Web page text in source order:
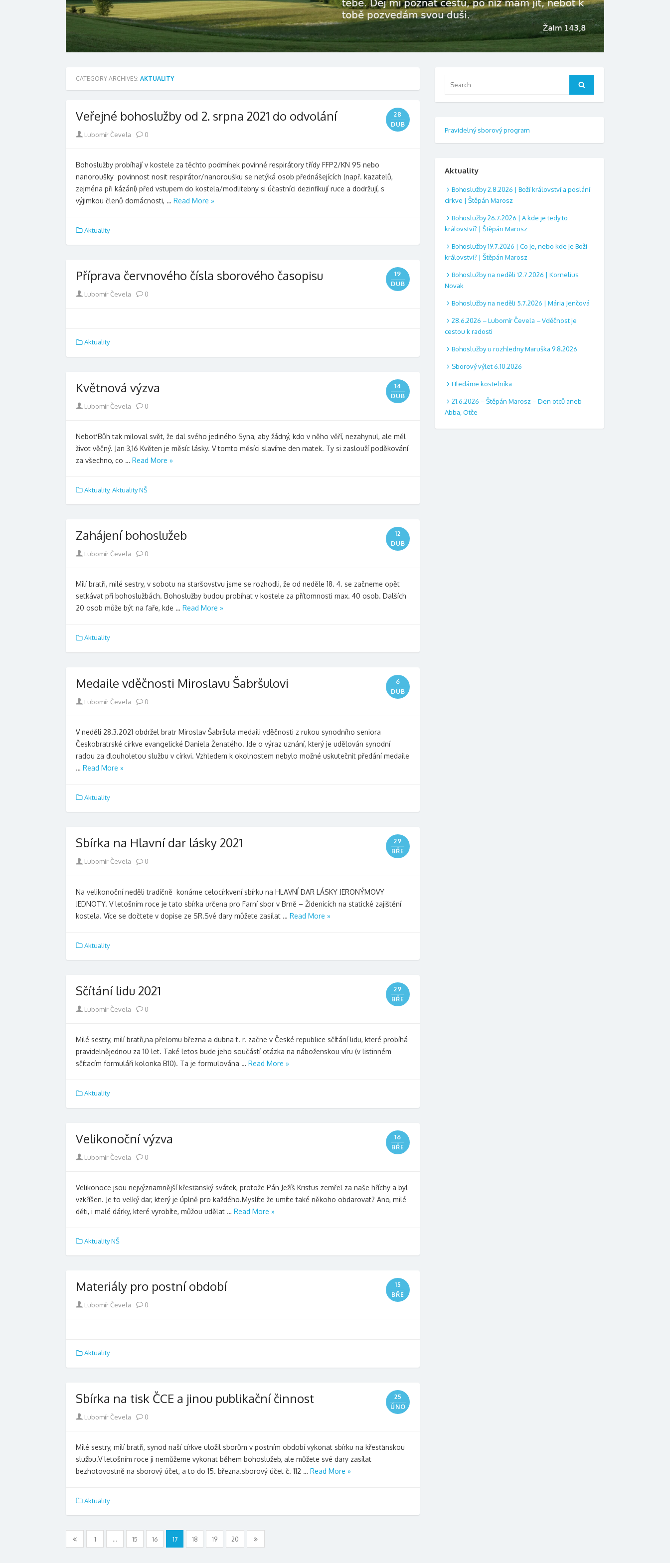
CATEGORY ARCHIVES: AKTUALITY
Veřejné bohoslužby od 2. srpna 2021 do odvolání
28
DUB
Author
Lubomír Čevela 0
Bohoslužby probíhají v kostele za těchto podmínek povinné respirátory třídy FFP2/KN 95 nebo
nanoroušky povinnost nosit respirátor/nanoroušku se netýká osob přednášejících (např. kazatelů,
zejména při kázání) před vstupem do kostela/modlitebny si účastníci dezinfikují ruce a dodržují, s
výjimkou členů domácnosti, … Read More »
Aktuality
Příprava červnového čísla sborového časopisu
19
DUB
Author
Lubomír Čevela 0
Aktuality
Květnová výzva
14
DUB
Author
Lubomír Čevela 0
Neboť Bůh tak miloval svět, že dal svého jediného Syna, aby žádný, kdo v něho věří, nezahynul, ale měl
život věčný. Jan 3,16 Květen je měsíc lásky. V tomto měsíci slavíme den matek. Ty si zaslouží poděkování
za všechno, co … Read More »
Aktuality, Aktuality NŠ
Zahájení bohoslužeb
12
DUB
AuthorLubomír Čevela 0
Milí bratři, milé sestry, v sobotu na staršovstvu jsme se rozhodli, že od neděle 18. 4. se začneme opět
setkávat při bohoslužbách. Bohoslužby budou probíhat v kostele za přítomnosti max. 40 osob. Dalších
20 osob může být na faře, kde … Read More »
Aktuality
Medaile vděčnosti Miroslavu Šabršulovi
6
DUB
Author
Lubomír Čevela 0
V neděli 28.3.2021 obdržel bratr Miroslav Šabršula medaili vděčnosti z rukou synodního seniora
Českobratrské církve evangelické Daniela Ženatého. Jde o výraz uznání, který je udělován synodní
radou za dlouholetou službu v církvi. Vzhledem k okolnostem nebylo možné uskutečnit předání medaile
… Read More »
Aktuality
Sbírka na Hlavní dar lásky 2021
29
BŘE
Author
Lubomír Čevela 0
Na velikonoční neděli tradičně konáme celocírkvení sbírku na HLAVNÍ DAR LÁSKY JERONÝMOVY
JEDNOTY. V letošním roce je tato sbírka určena pro Farní sbor v Brně – Židenicích na statické zajištění
kostela. Více se dočtete v dopise ze SR.Své dary můžete zasílat … Read More »
Aktuality
Sčítání lidu 2021
29
BŘE
Author
Lubomír Čevela 0
Milé sestry, milí bratři,na přelomu března a dubna t. r. začne v České republice sčítání lidu, které probíhá
pravidelnějednou za 10 let. Také letos bude jeho součástí otázka na náboženskou víru (v listinném
sčítacím formuláři kolonka B10). Ta je formulována … Read More »
Aktuality
Velikonoční výzva
16
BŘE
Author
Lubomír Čevela 0
Velikonoce jsou nejvýznamnější křesťanský svátek, protože Pán Ježíš Kristus zemřel za naše hříchy a byl
vzkříšen. Je to velký dar, který je úplně pro každého.Myslíte že umíte také někoho obdarovat? Ano, milé
děti, i malé dárky, které vyrobíte, můžou udělat … Read More »
Aktuality NŠ
Materiály pro postní období
15
BŘE
Author
Lubomír Čevela 0
Aktuality
Sbírka na tisk ČCE a jinou publikační činnost
25
ÚNO
Author
Lubomír Čevela 0
Milé sestry, milí bratři, synod naší církve uložil sborům v postním období vykonat sbírku na křesťanskou
službu.V letošním roce ji nemůžeme vykonat během bohoslužeb, ale můžete své dary zasílat
bezhotovostně na sborový účet, a to do 15. března.sborový účet č. 112 … Read More »
Aktuality
Stránkování
příspěvků
1 … 15 16 17 18 19 20
Search
Pravidelný sborový program
Aktuality
Bohoslužby 2.8.2026 | Boží království a poslání
církve | Štěpán Marosz
Bohoslužby 26.7.2026 | A kde je tedy to
království? | Štěpán Marosz
Bohoslužby 19.7.2026 | Co je, nebo kde je Boží
království? | Štěpán Marosz
Bohoslužby na neděli 12.7.2026 | Kornelius
Novak
Bohoslužby na neděli 5.7.2026 | Mária Jenčová
28.6.2026 – Lubomír Čevela – Vděčnost je
cestou k radosti
Bohoslužby u rozhledny Maruška 9.8.2026
Sborový výlet 6.10.2026
Hledáme kostelníka
21.6.2026 – Štěpán Marosz – Den otců aneb
Abba, Otče